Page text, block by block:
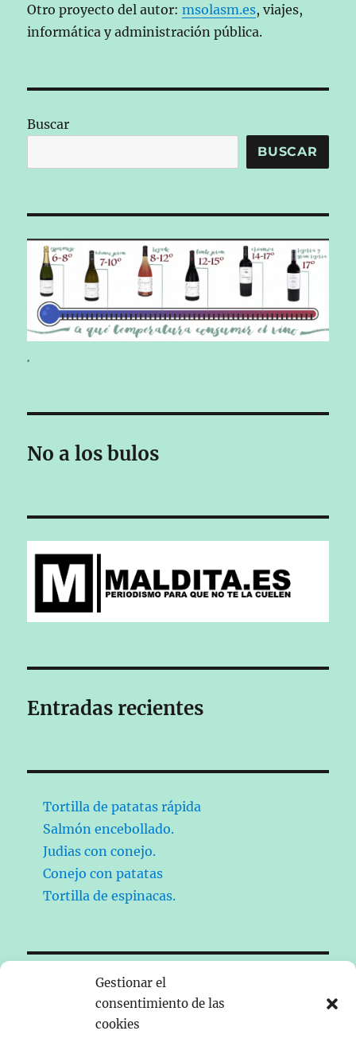
Gestionar el
consentimiento de las
cookies
Otro proyecto del autor:msolasm.es, viajes,
informática y administración pública.
Buscar
BUSCAR
.
No a los bulos
Entradas recientes
Tortilla de patatas rápida
Salmón encebollado.
Judias con conejo.
Conejo con patatas
Tortilla de espinacas.
contemporánea de España